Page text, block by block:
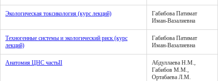
Экологическая токсикология (курс лекций)
Габибова Патимат
Иман-Вазалиевна
Техногенные системы и экологический риск (курс
лекций)
Габибова Патимат
Иман-Вазалиевна
Анатомия ЦНС частьII
Абдуллаева Н.М.,
Габибов М.М.,
Ортабаева Л.М.